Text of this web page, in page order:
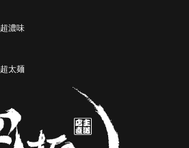
超濃味
超太麺